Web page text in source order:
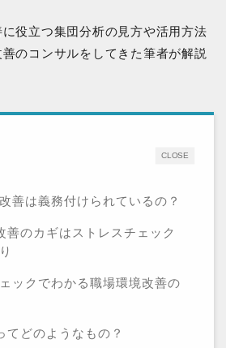
役立つ集団分析の見方や活用方法
のコンサルをしてきた筆者が解説
CLOSE
善は義務付けられているの？
善のカギはストレスチェック
ックでわかる職場環境改善の
てどのようなもの？